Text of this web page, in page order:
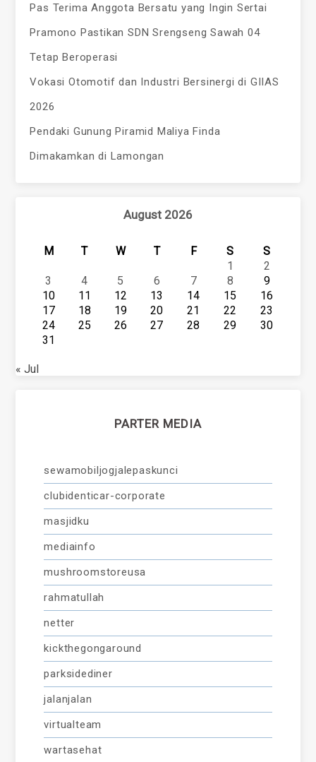
Pas Terima Anggota Bersatu yang Ingin Sertai
Pramono Pastikan SDN Srengseng Sawah 04
Tetap Beroperasi
Vokasi Otomotif dan Industri Bersinergi di GIIAS
2026
Pendaki Gunung Piramid Maliya Finda
Dimakamkan di Lamongan
August 2026
M T W T F S
S
1
2
3
4 5 6 7 8
9
10
11 12 13 14 15
16
17
18 19 20 21 22
23
24
25 26 27 28 29
30
31
« Jul
PARTER MEDIA
sewamobiljogjalepaskunci
clubidenticar-corporate
masjidku
mediainfo
mushroomstoreusa
rahmatullah
netter
kickthegongaround
parksidediner
jalanjalan
virtualteam
wartasehat